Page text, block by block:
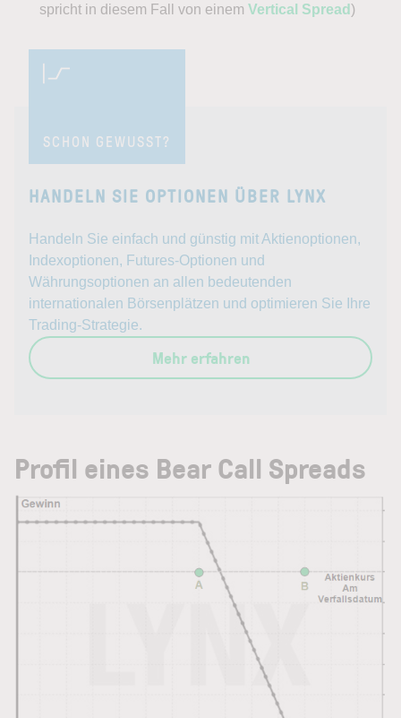
spricht in diesem Fall von einem Vertical Spread)
SCHON GEWUSST?
HANDELN SIE OPTIONEN ÜBER LYNX
Handeln Sie einfach und günstig mit Aktienoptionen,
Indexoptionen, Futures-Optionen und
Währungsoptionen an allen bedeutenden
internationalen Börsenplätzen und optimieren Sie Ihre
Trading-Strategie.
Mehr erfahren
Profil eines Bear Call Spreads